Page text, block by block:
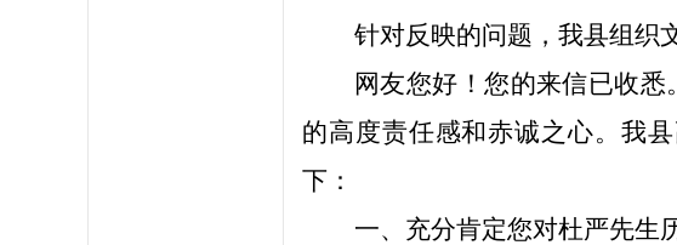
针对反映的问题，我县组织
网友您好！您的来信已收悉
的高度责任感和赤诚之心。我县
下：
一、充分肯定您对杜严先生